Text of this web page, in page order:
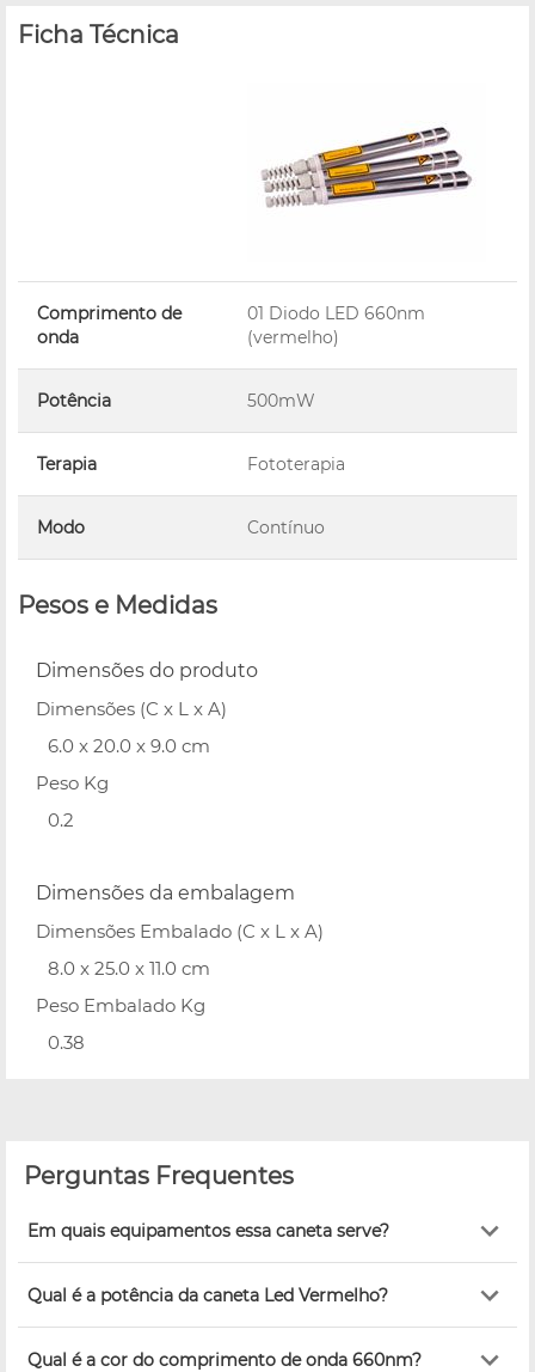
Ficha Técnica
Comprimento de
onda
01 Diodo LED 660nm
(vermelho)
Potência 500mW
Terapia Fototerapia
Modo Contínuo
Pesos e Medidas
Dimensões do produto
Dimensões (C x L x A)
6.0 x 20.0 x 9.0 cm
Peso Kg
0.2
Dimensões da embalagem
Dimensões Embalado (C x L x A)
8.0 x 25.0 x 11.0 cm
Peso Embalado Kg
0.38
Perguntas Frequentes
Em quais equipamentos essa caneta serve?
Qual é a potência da caneta Led Vermelho?
Qual é a cor do comprimento de onda 660nm?